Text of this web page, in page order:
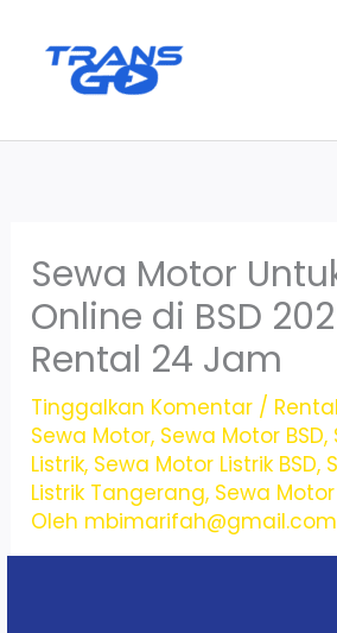
Sewa Motor
Online di BSD
Rental 24 Jam
Tinggalkan Komentar /
Sewa Motor, Sewa Motor BSD,
Listrik, Sewa Motor Listrik BSD,
Listrik Tangerang, Sewa
Oleh mbimarifah@gmail.com